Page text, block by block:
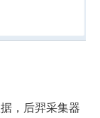
，后羿采集器